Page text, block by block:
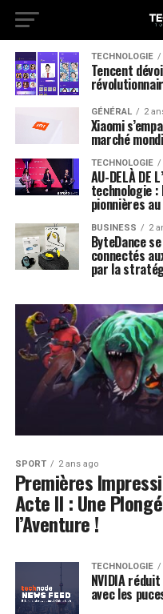
TECHNOLOGIE
Tencent
GÉNÉRAL 2
Xiaomi
marché
TECHNOLOGIE
AU-DELÀ DE
technologie
pionnières
BUSINESS 2
ByteDance
connectés
par la
SPORT 2 ans ago
Premières
Acte II : Une
l’Aventure !
TECHNOLOGIE
NVIDIA
avec les